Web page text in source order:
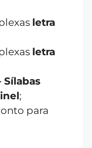
letra
letra
Sílabas
;
para